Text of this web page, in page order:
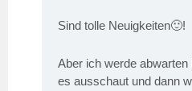
Sind tolle Neuigkeiten🙂!
Aber ich werde
es ausschaut und dann